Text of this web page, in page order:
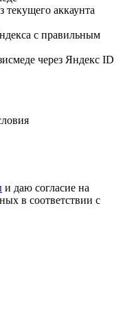
текущего аккаунта
с правильным
через Яндекс ID
и даю согласие на
в соответствии с